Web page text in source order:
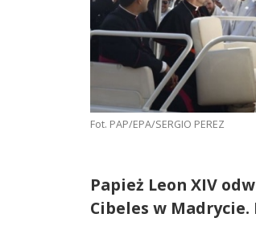
Fot. PAP/EPA/SERGIO PEREZ
Papież Leon XIV
Cibeles w Madrycie.